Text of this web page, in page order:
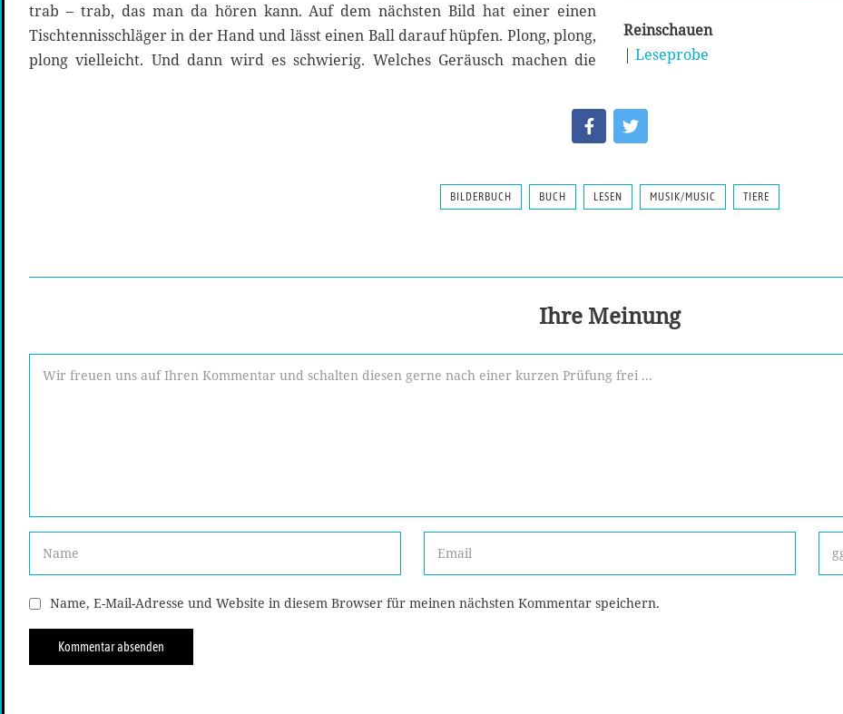
trab – trab, das man da hören kann. Auf dem nächsten Bild hat einer einen
Tischtennisschläger in der Hand und lässt einen Ball darauf hüpfen. Plong, plong,
plong vielleicht. Und dann wird es schwierig. Welches Geräusch machen die
Reinschauen
| Leseprobe
BILDERBUCH BUCH LESEN MUSIK/MUSIC TIERE
Ihre Meinung
Name, E-Mail-Adresse und Website in diesem Browser für meinen nächsten Kommentar speichern.